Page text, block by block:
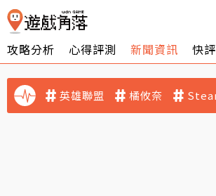
攻略分析 心得評測 新聞資訊 快
英雄聯盟 橘攸奈